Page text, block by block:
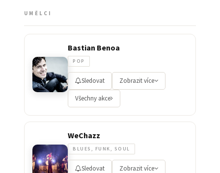
UMĚLCI
Bastian Benoa
POP
Sledovat Zobrazit více
Všechny akce
WeChazz
BLUES, FUNK, SOUL
Sledovat Zobrazit více